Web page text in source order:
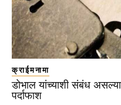
क्राईमनामा
डोभाल यांच्याशी संबंध
पर्दाफाश